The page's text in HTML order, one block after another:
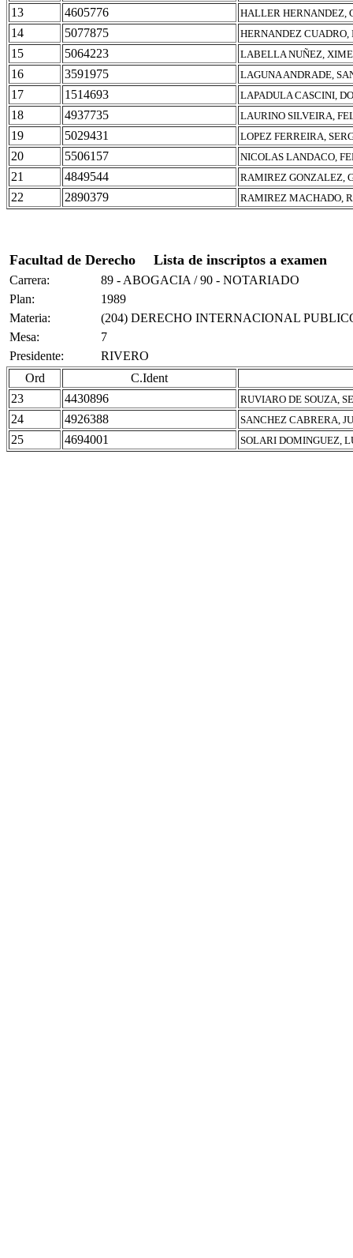
13 4605776 HALLER HERNANDEZ,
14 5077875 HERNANDEZ CUADRO,
15 5064223 LABELLA NUÑEZ,
16 3591975 LAGUNA ANDRADE,
17 1514693 LAPADULA CASCINI,
18 4937735 LAURINO SILVEIRA,
19 5029431 LOPEZ FERREIRA,
20 5506157 NICOLAS LANDACO,
21 4849544 RAMIREZ GONZALEZ,
22 2890379 RAMIREZ MACHADO,
Facultad de Derecho Lista de inscriptos a examen
Carrera:
89 - ABOGACIA / 90 - NOTARIADO
Plan:
1989
Materia:
(204) DERECHO INTERNACIONAL
Mesa:
7
Presidente:
RIVERO
Ord
C.Ident
23
4430896 RUVIARO DE SOUZA,
24 4926388 SANCHEZ CABRERA,
25 4694001 SOLARI DOMINGUEZ,